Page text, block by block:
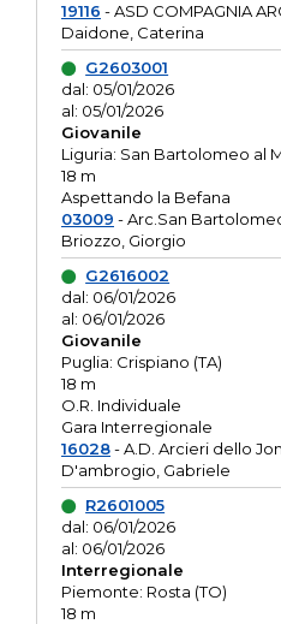
19116 - ASD COMPAGNIA
Daidone, Caterina
G2603001
dal: 05/01/2026
al: 05/01/2026
Giovanile
Liguria: San Bartolomeo al
18 m
Aspettando la Befana
03009 - Arc.San
Briozzo, Giorgio
G2616002
dal: 06/01/2026
al: 06/01/2026
Giovanile
Puglia: Crispiano (TA)
18 m
O.R. Individuale
Gara Interregionale
16028- A.D. Arcieri dello
D'ambrogio, Gabriele
R2601005
dal: 06/01/2026
al: 06/01/2026
Interregionale
Piemonte: Rosta (TO)
18 m